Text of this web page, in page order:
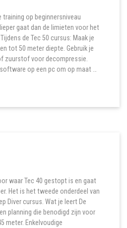
training op beginnersniveau
gaat dan de limieten voor het
de Tec 50 cursus: Maak je
tot 50 meter diepte. Gebruik je
zuurstof voor decompressie.
op een pc om op maat …
waar Tec 40 gestopt is en gaat
Het is het tweede onderdeel van
Diver cursus. Wat je leert De
planning die benodigd zijn voor
meter. Enkelvoudige